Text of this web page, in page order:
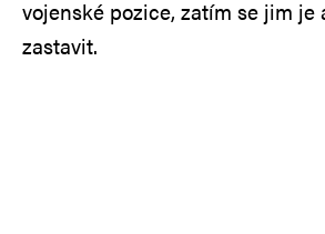
vojenské pozice, zatím se jim je
zastavit.